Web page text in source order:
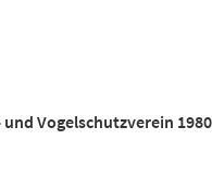
Vogelschutzverein